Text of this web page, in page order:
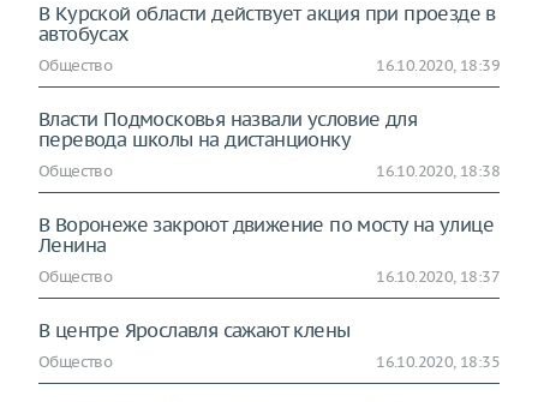
В Курской области действует акция при проезде в
автобусах
Общество 16.10.2020, 18:39
Власти Подмосковья назвали условие для
перевода школы на дистанционку
Общество 16.10.2020, 18:38
В Воронеже закроют движение по мосту на улице
Ленина
Общество 16.10.2020, 18:37
В центре Ярославля сажают клены
Общество 16.10.2020, 18:35